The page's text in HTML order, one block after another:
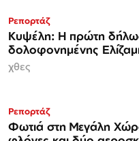
Ρεπορτάζ
Κυψέλη: Η πρώτη
δολοφονημένης
χθες
Ρεπορτάζ
Φωτιά στη Μεγάλη